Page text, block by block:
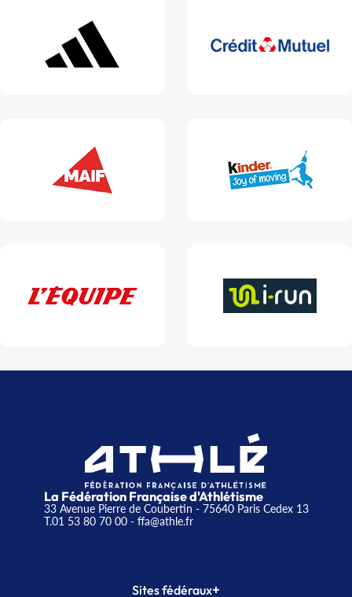
La Fédération Française d'Athlétisme
33 Avenue Pierre de Coubertin - 75640 Paris Cedex 13
T.01 53 80 70 00- ffa@athle.fr
Sites fédéraux+